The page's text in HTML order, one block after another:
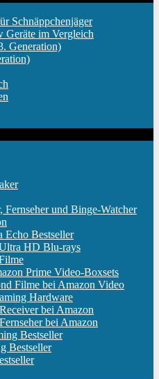
Schnäppchenjäger
Geräte im Vergleich
Generation)
Fernseher und Binge-Watcher
Echo Bestseller
HD Blu-rays
Prime Video-Boxsets
Filme bei Amazon Video
Hardware
bei Amazon
bei Amazon
Bestseller
Bestseller